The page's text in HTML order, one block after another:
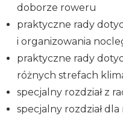
doborze roweru
praktyczne rady
i organizowania
praktyczne rady
różnych strefach
specjalny rozdział z
specjalny rozdział